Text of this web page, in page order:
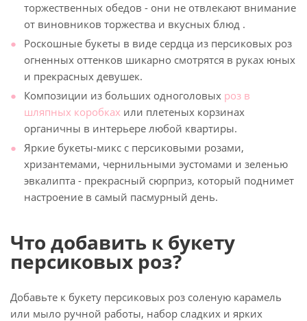
торжественных обедов - они не отвлекают внимание
от виновников торжества и вкусных блюд .
Роскошные букеты в виде сердца из персиковых роз
огненных оттенков шикарно смотрятся в руках юных
и прекрасных девушек.
Композиции из больших одноголовых роз в
шляпных коробках или плетеных корзинах
органичны в интерьере любой квартиры.
Яркие букеты-микс с персиковыми розами,
хризантемами, чернильными эустомами и зеленью
эвкалипта - прекрасный сюрприз, который поднимет
настроение в самый пасмурный день.
Что добавить к букету
персиковых роз?
Добавьте к букету персиковых роз соленую карамель
или мыло ручной работы, набор сладких и ярких